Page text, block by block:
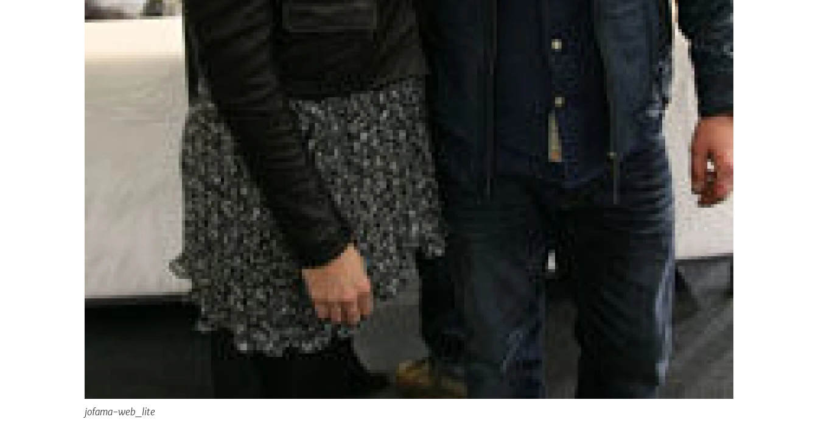
jofama-web_lite